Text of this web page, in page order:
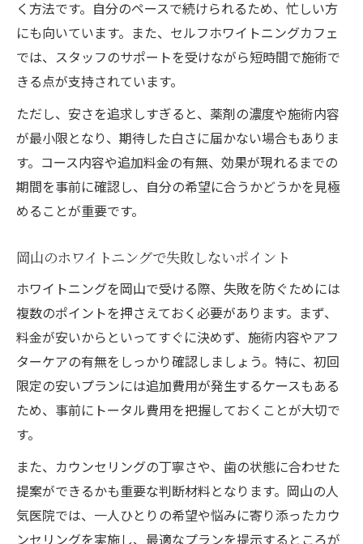
く方法です。自分のペースで続けられるため、忙しい方
にも向いています。また、セルフホワイトニングカフェ
では、スタッフのサポートを受けながら短時間で施術で
きる点が支持されています。
ただし、安さを追求しすぎると、薬剤の濃度や施術内容
が最小限となり、期待した白さに届かない場合もありま
す。コース内容や追加料金の有無、効果が現れるまでの
期間を事前に確認し、自分の希望に合うかどうかを見極
めることが重要です。
岡山のホワイトニングで失敗しないポイント
ホワイトニングを岡山で受ける際、失敗を防ぐためには
複数のポイントを押さえておく必要があります。まず、
料金が安いからといってすぐに決めず、施術内容やアフ
ターケアの有無をしっかり確認しましょう。特に、初回
限定の安いプランには追加費用が発生するケースもある
ため、事前にトータル費用を把握しておくことが大切で
す。
また、カウンセリングの丁寧さや、歯の状態に合わせた
提案ができるかも重要な判断材料となります。岡山の人
気医院では、一人ひとりの希望や悩みに寄り添ったカウ
ンセリングを実施し、最適なプランを提示するところが